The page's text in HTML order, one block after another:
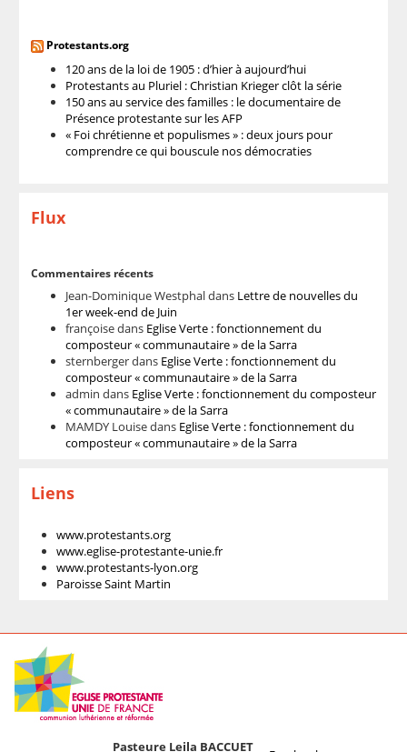
Protestants.org
120 ans de la loi de 1905 : d’hier à aujourd’hui
Protestants au Pluriel : Christian Krieger clôt la série
150 ans au service des familles : le documentaire de
Présence protestante sur les AFP
« Foi chrétienne et populismes » : deux jours pour
comprendre ce qui bouscule nos démocraties
Flux
Commentaires récents
Jean-Dominique Westphaldans Lettre de nouvelles du
1er week-end de Juin
françoisedans Eglise Verte : fonctionnement du
composteur « communautaire » de la Sarra
sternbergerdans Eglise Verte : fonctionnement du
composteur « communautaire » de la Sarra
admin dans Eglise Verte : fonctionnement du composteur
« communautaire » de la Sarra
MAMDY Louisedans Eglise Verte : fonctionnement du
composteur « communautaire » de la Sarra
Liens
www.protestants.org
www.eglise-protestante-unie.fr
www.protestants-lyon.org
Paroisse Saint Martin
Pasteure Leila BACCUET